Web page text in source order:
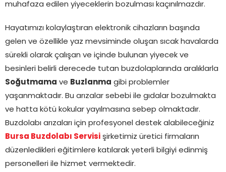
muhafaza edilen yiyeceklerin bozulması kaçınılmazdır.
Hayatımızı kolaylaştıran elektronik cihazların başında
gelen ve özellikle yaz mevsiminde oluşan sıcak havalarda
sürekli olarak çalışan ve içinde bulunan yiyecek ve
besinleri belirli derecede tutan buzdolaplarında aralıklarla
Soğutmama ve Buzlanma gibi problemler
yaşanmaktadır. Bu arızalar sebebi ile gıdalar bozulmakta
ve hatta kötü kokular yayılmasına sebep olmaktadır.
Buzdolabı arızaları için profesyonel destek alabileceğiniz
Bursa Buzdolabı Servisi şirketimiz üretici firmaların
düzenledikleri eğitimlere katılarak yeterli bilgiyi edinmiş
personelleri ile hizmet vermektedir.